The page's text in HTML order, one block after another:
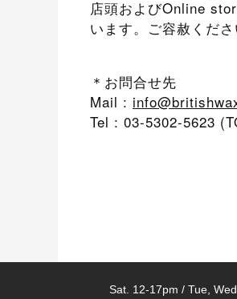
店頭およびOnline
います。ご容赦くださ
＊お問合せ先
Mail :
Tel : 03-5302-5623
Sat. 12-17pm / Tue,